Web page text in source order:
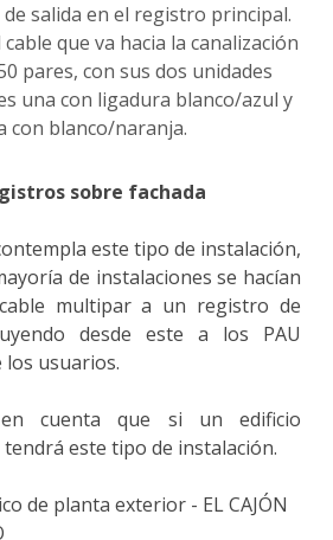
salida en el registro principal.
que va hacia la canalización
pares, con sus dos unidades
una con ligadura blanco/azul y
con blanco/naranja.
sobre fachada
este tipo de instalación,
de instalaciones se hacían
multipar a un registro de
desde este a los PAU
los usuarios.
cuenta que si un edificio
este tipo de instalación.